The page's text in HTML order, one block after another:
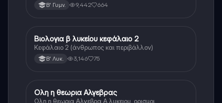
Β' Γυμν. 9,442 664
Βιολογία
Βιολογια β λυκείου κεφάλαιο 2
Κεφάλαιο 2 (άνθρωπος και περιβάλλον)
Β' Λυκ. 3,146 75
Μαθηματικά
Ολη η θεωρια Αλγεβρας
Ολη η θεωρια Αλγεβρα Α λυκειου, ορισμοι,